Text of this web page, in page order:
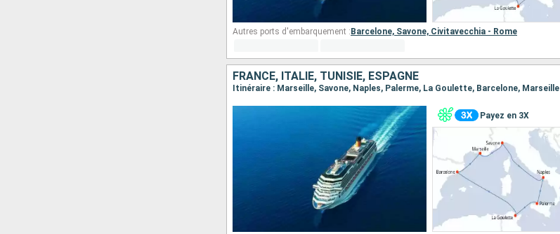
Autres ports d'embarquement : Barcelone, Savone, Civitavecchia - Rome
FRANCE, ITALIE, TUNISIE, ESPAGNE
Itinéraire : Marseille, Savone, Naples, Palerme, La Goulette, Barcelone, Marseille
Payez en 3X